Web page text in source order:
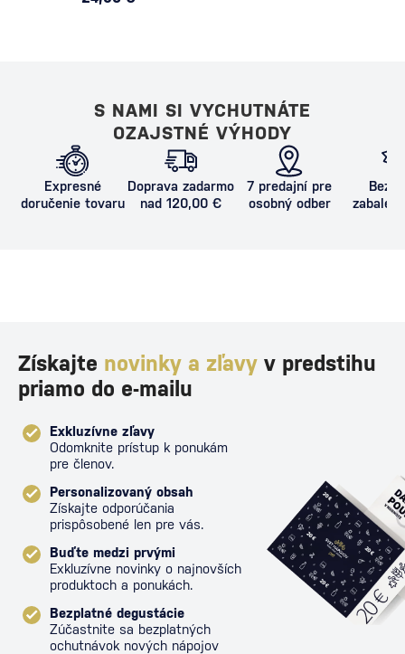
S NAMI SI VYCHUTNÁTE
OZAJSTNÉ VÝHODY
Expresné
doručenie tovaru
Doprava zadarmo
nad 120,00 €
7 predajní pre
osobný odber
Získajte novinky a zľavy v predstihu
priamo do e-mailu
Exkluzívne zľavy
Odomknite prístup k ponukám
pre členov.
Personalizovaný obsah
Získajte odporúčania
prispôsobené len pre vás.
Buďte medzi prvými
Exkluzívne novinky o najnovších
produktoch a ponukách.
Bezplatné degustácie
Zúčastnite sa bezplatných
ochutnávok nových nápojov